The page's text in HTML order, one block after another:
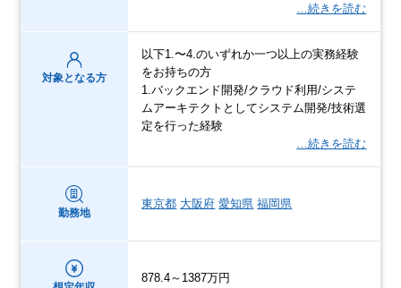
…続きを読む
対象となる方
以下1.〜4.のいずれか一つ以上の実務経験
をお持ちの方
1.バックエンド開発/クラウド利用/システ
ムアーキテクトとしてシステム開発/技術選
定を行った経験
…続きを読む
勤務地
東京都 大阪府 愛知県 福岡県
878.4～1387万円